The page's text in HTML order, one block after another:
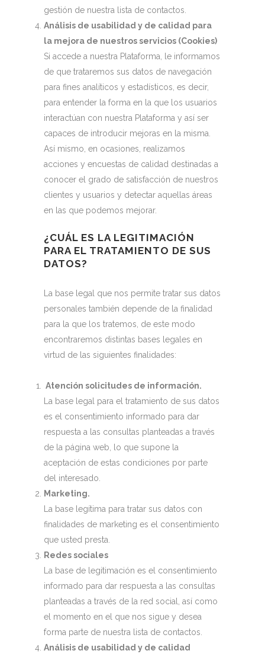
gestión de nuestra lista de contactos.
Análisis de usabilidad y de calidad para
la mejora de nuestros servicios (Cookies)
Si accede a nuestra Plataforma, le informamos
de que trataremos sus datos de navegación
para fines analíticos y estadísticos, es decir,
para entender la forma en la que los usuarios
interactúan con nuestra Plataforma y así ser
capaces de introducir mejoras en la misma.
Así mismo, en ocasiones, realizamos
acciones y encuestas de calidad destinadas a
conocer el grado de satisfacción de nuestros
clientes y usuarios y detectar aquellas áreas
en las que podemos mejorar.
¿CUÁL ES LA LEGITIMACIÓN
PARA EL TRATAMIENTO DE SUS
DATOS?
La base legal que nos permite tratar sus datos
personales también depende de la finalidad
para la que los tratemos, de este modo
encontraremos distintas bases legales en
virtud de las siguientes finalidades:
Atención solicitudes de información.
La base legal para el tratamiento de sus datos
es el consentimiento informado para dar
respuesta a las consultas planteadas a través
de la página web, lo que supone la
aceptación de estas condiciones por parte
del interesado.
Marketing.
La base legítima para tratar sus datos con
finalidades de marketing es el consentimiento
que usted presta.
Redes sociales
La base de legitimación es el consentimiento
informado para dar respuesta a las consultas
planteadas a través de la red social, así como
el momento en el que nos sigue y desea
forma parte de nuestra lista de contactos.
Análisis de usabilidad y de calidad